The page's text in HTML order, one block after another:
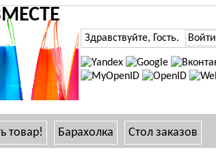
Здравствуйте, Гость. Войти
товар! Барахолка Стол заказов